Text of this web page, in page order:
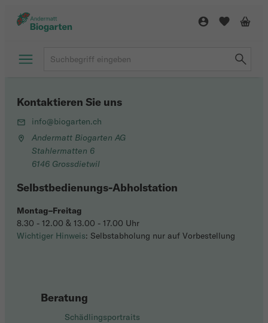
Beratung
Schädlingsportraits
Kontaktieren Sie uns
info@biogarten.ch
Andermatt Biogarten AG
Stahlermatten 6
6146 Grossdietwil
Selbstbedienungs-Abholstation
Montag–Freitag
8.30 - 12.00 & 13.00 - 17.00 Uhr
Wichtiger Hinweis: Selbstabholung nur auf Vorbestellung